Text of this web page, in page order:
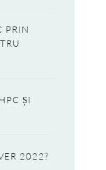
PRIN
ȘI
2022?